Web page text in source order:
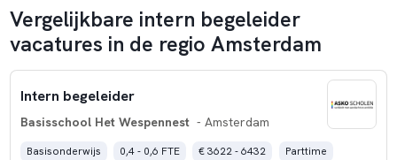
Vergelijkbare intern begeleider
vacatures in de regio Amsterdam
Intern begeleider
Basisschool Het Wespennest - Amsterdam
Basisonderwijs 0,4 - 0,6 FTE € 3622 - 6432 Parttime